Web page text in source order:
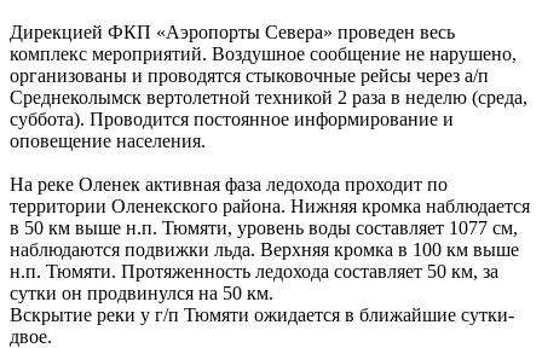
Дирекцией ФКП «Аэропорты Севера» проведен весь
комплекс мероприятий. Воздушное сообщение не нарушено,
организованы и проводятся стыковочные рейсы через а/п
Среднеколымск вертолетной техникой 2 раза в неделю (среда,
суббота). Проводится постоянное информирование и
оповещение населения.
На реке Оленек активная фаза ледохода проходит по
территории Оленекского района. Нижняя кромка наблюдается
в 50 км выше н.п. Тюмяти, уровень воды составляет 1077 см,
наблюдаются подвижки льда. Верхняя кромка в 100 км выше
н.п. Тюмяти. Протяженность ледохода составляет 50 км, за
сутки он продвинулся на 50 км.
Вскрытие реки у г/п Тюмяти ожидается в ближайшие сутки-
двое.